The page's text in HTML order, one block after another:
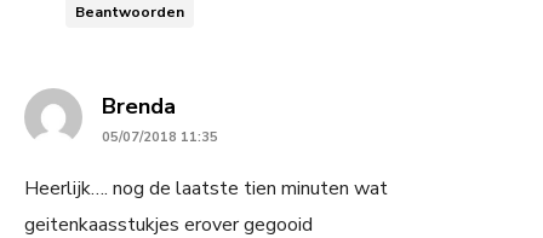
Beantwoorden
Brenda
05/07/2018 11:35
Heerlijk…. nog de laatste tien minuten wat
geitenkaasstukjes erover gegooid